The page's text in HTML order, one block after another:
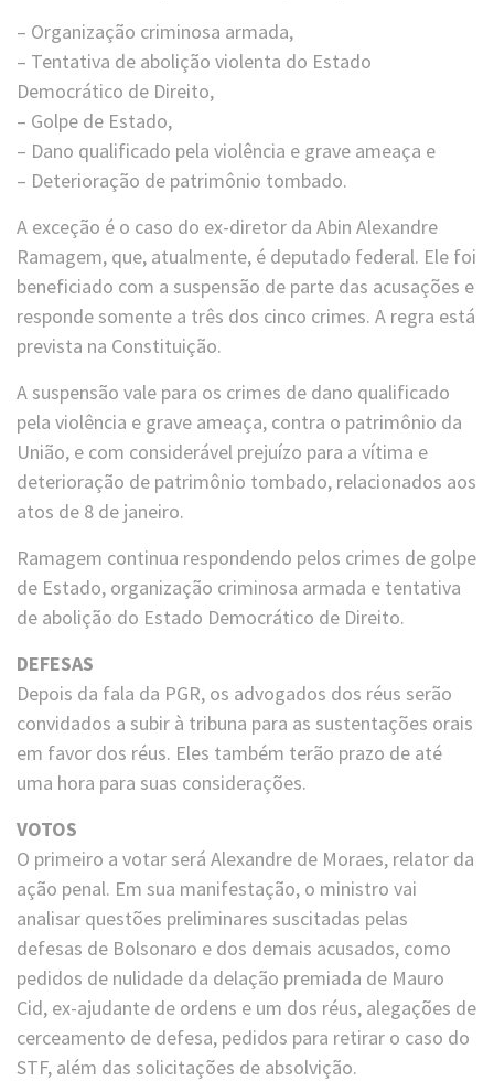
– Organização criminosa armada,
– Tentativa de abolição violenta do Estado
Democrático de Direito,
– Golpe de Estado,
– Dano qualificado pela violência e grave ameaça e
– Deterioração de patrimônio tombado.
A exceção é o caso do ex-diretor da Abin Alexandre
Ramagem, que, atualmente, é deputado federal. Ele foi
beneficiado com a suspensão de parte das acusações e
responde somente a três dos cinco crimes. A regra está
prevista na Constituição.
A suspensão vale para os crimes de dano qualificado
pela violência e grave ameaça, contra o patrimônio da
União, e com considerável prejuízo para a vítima e
deterioração de patrimônio tombado, relacionados aos
atos de 8 de janeiro.
Ramagem continua respondendo pelos crimes de golpe
de Estado, organização criminosa armada e tentativa
de abolição do Estado Democrático de Direito.
DEFESAS
Depois da fala da PGR, os advogados dos réus serão
convidados a subir à tribuna para as sustentações orais
em favor dos réus. Eles também terão prazo de até
uma hora para suas considerações.
VOTOS
O primeiro a votar será Alexandre de Moraes, relator da
ação penal. Em sua manifestação, o ministro vai
analisar questões preliminares suscitadas pelas
defesas de Bolsonaro e dos demais acusados, como
pedidos de nulidade da delação premiada de Mauro
Cid, ex-ajudante de ordens e um dos réus, alegações de
cerceamento de defesa, pedidos para retirar o caso do
STF, além das solicitações de absolvição.